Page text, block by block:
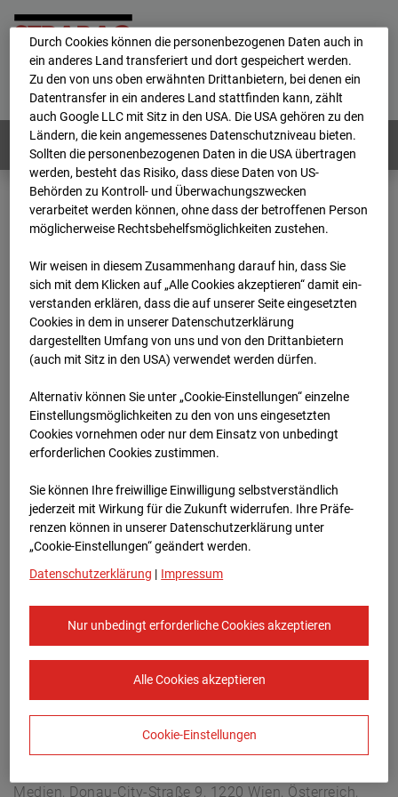
Home E-Mail Impressum
Login
Deutsch / English
Webcams: Alle Länder
Home
Deutschland
BC-104 - BV-Arne Jacobsen Haus
Archiv
2026
01 10 21:00
BC-104 - BV-Arne
Jacobsen Haus
Überseering 12, 22297 Hamburg
Zur Übersicht
Europe/Berlin
Medien, Donau-City-Straße 9, 1220 Wien, Österreich,
Durch Cookies können die personenbezogenen Daten auch in
ein anderes Land transferiert und dort gespeichert werden.
Zu den von uns oben erwähnten Drittanbietern, bei denen ein
Datentransfer in ein anderes Land stattfinden kann, zählt
auch Google LLC mit Sitz in den USA. Die USA gehören zu den
Ländern, die kein angemessenes Datenschutzniveau bieten.
Sollten die personenbezogenen Daten in die USA übertragen
werden, besteht das Risiko, dass diese Daten von US-
Behörden zu Kontroll- und Überwachungszwecken
verarbeitet werden können, ohne dass der betroffenen Person
möglicherweise Rechtsbehelfsmöglichkeiten zustehen.
Wir weisen in diesem Zusammenhang darauf hin, dass Sie
sich mit dem Klicken auf „Alle Cookies akzeptieren“ damit ein­
ver­standen erklären, dass die auf unserer Seite eingesetzten
Cookies in dem in unserer Datenschutzerklärung
dargestellten Umfang von uns und von den Drittanbietern
(auch mit Sitz in den USA) verwendet werden dürfen.
Alternativ können Sie unter „Cookie-Einstellungen“ einzelne
Einstellungsmöglichkeiten zu den von uns eingesetzten
Cookies vornehmen oder nur dem Einsatz von unbedingt
erforderlichen Cookies zustimmen.
Sie können Ihre freiwillige Einwilligung selbstverständlich
jederzeit mit Wirkung für die Zukunft widerrufen. Ihre Prä­fe­
renzen können in unserer Datenschutzerklärung unter
„Cookie-Einstellungen“ geändert werden.
Datenschutzerklärung | Impressum
Nur unbedingt erforderliche Cookies akzeptieren
Alle Cookies akzeptieren
Cookie-Einstellungen